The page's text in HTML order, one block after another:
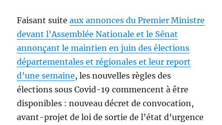
Faisant suiteaux annonces du Premier Ministre
devant l’Assemblée Nationale et le Sénat
annonçant le maintien en juin des élections
départementales et régionales et leur report
d’une semaine, les nouvelles règles des
élections sous Covid-19 commencent à être
disponibles : nouveau décret de convocation,
avant-projet de loi de sortie de l’état d’urgence